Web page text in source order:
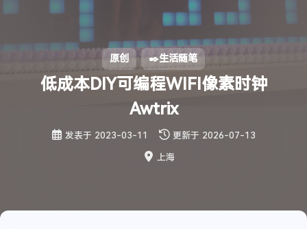
Netlify线路 Github线路
智谱清言
通义千问 腾讯混元
字节豆包
原创 ✒️生活随笔
低成本DIY可编程WIFI像素时钟
Awtrix
发表于 2023-03-11 更新于 2026-07-13
上海